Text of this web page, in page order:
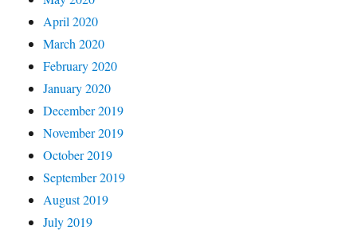
April 2020
March 2020
February 2020
January 2020
December 2019
November 2019
October 2019
September 2019
August 2019
July 2019